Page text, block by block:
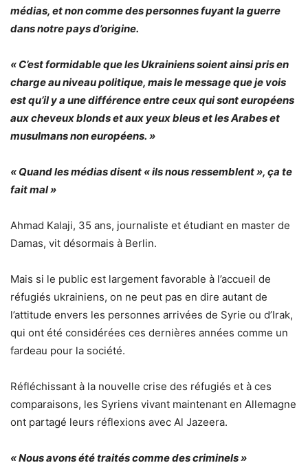
médias, et non comme des personnes fuyant la guerre
dans notre pays d’origine.
« C’est formidable que les Ukrainiens soient ainsi pris en
charge au niveau politique, mais le message que je vois
est qu’il y a une différence entre ceux qui sont européens
aux cheveux blonds et aux yeux bleus et les Arabes et
musulmans non européens. »
« Quand les médias disent « ils nous ressemblent », ça te
fait mal »
Ahmad Kalaji, 35 ans, journaliste et étudiant en master de
Damas, vit désormais à Berlin.
Mais si le public est largement favorable à l’accueil de
réfugiés ukrainiens, on ne peut pas en dire autant de
l’attitude envers les personnes arrivées de Syrie ou d’Irak,
qui ont été considérées ces dernières années comme un
fardeau pour la société.
Réfléchissant à la nouvelle crise des réfugiés et à ces
comparaisons, les Syriens vivant maintenant en Allemagne
ont partagé leurs réflexions avec Al Jazeera.
« Nous avons été traités comme des criminels »